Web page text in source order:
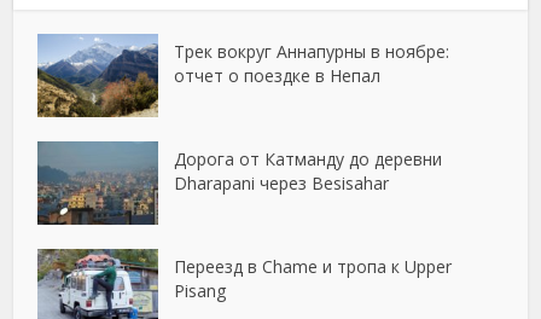
Трек вокруг Аннапурны в ноябре:
отчет о поездке в Непал
Дорога от Катманду до деревни
Dharapani через Besisahar
Переезд в Chame и тропа к Upper
Pisang